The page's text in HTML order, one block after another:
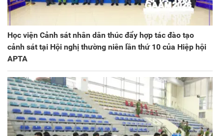
Học viện Cảnh sát nhân dân thúc đẩy hợp tác đào tạo
cảnh sát tại Hội nghị thường niên lần thứ 10 của Hiệp hội
APTA